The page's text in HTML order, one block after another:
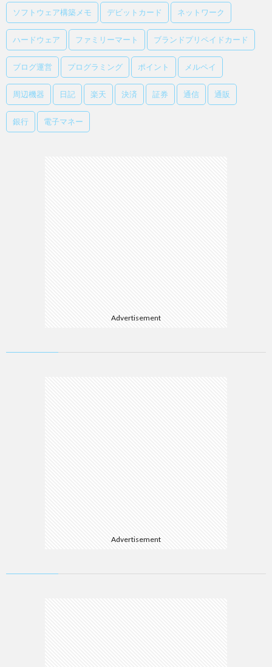
ソフトウェア構築メモ デビットカード ネットワーク
ハードウェア ファミリーマート ブランドプリペイドカード
ブログ運営 プログラミング ポイント メルペイ
周辺機器 日記 楽天 決済 証券 通信 通販
銀行 電子マネー
Advertisement
Advertisement